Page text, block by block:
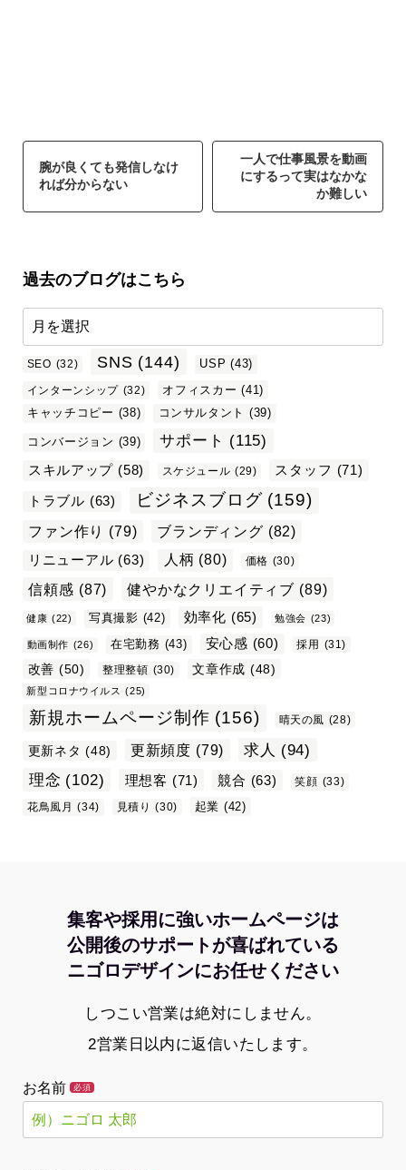
腕が良くても発信しなけ
れば分からない
一人で仕事風景を動画
にするって実はなかな
か難しい
過去のブログはこちら
SEO (32) SNS (144) USP (43)
インターンシップ (32) オフィスカー (41)
キャッチコピー (38) コンサルタント (39)
コンバージョン (39) サポート (115)
スキルアップ (58) スケジュール (29) スタッフ (71)
トラブル (63) ビジネスブログ (159)
ファン作り (79) ブランディング (82)
リニューアル (63) 人柄 (80) 価格 (30)
信頼感 (87) 健やかなクリエイティブ (89)
健康 (22) 写真撮影 (42) 効率化 (65) 勉強会 (23)
動画制作 (26) 在宅勤務 (43) 安心感 (60) 採用 (31)
改善 (50) 整理整頓 (30) 文章作成 (48)
新型コロナウイルス (25)
新規ホームページ制作 (156) 晴天の風 (28)
更新ネタ (48) 更新頻度 (79) 求人 (94)
理念 (102) 理想客 (71) 競合 (63) 笑顔 (33)
花鳥風月 (34) 見積り (30) 起業 (42)
集客や採用に強いホームページは
公開後のサポートが喜ばれている
ニゴロデザインにお任せください
しつこい営業は絶対にしません。
2営業日以内に返信いたします。
お名前 必須